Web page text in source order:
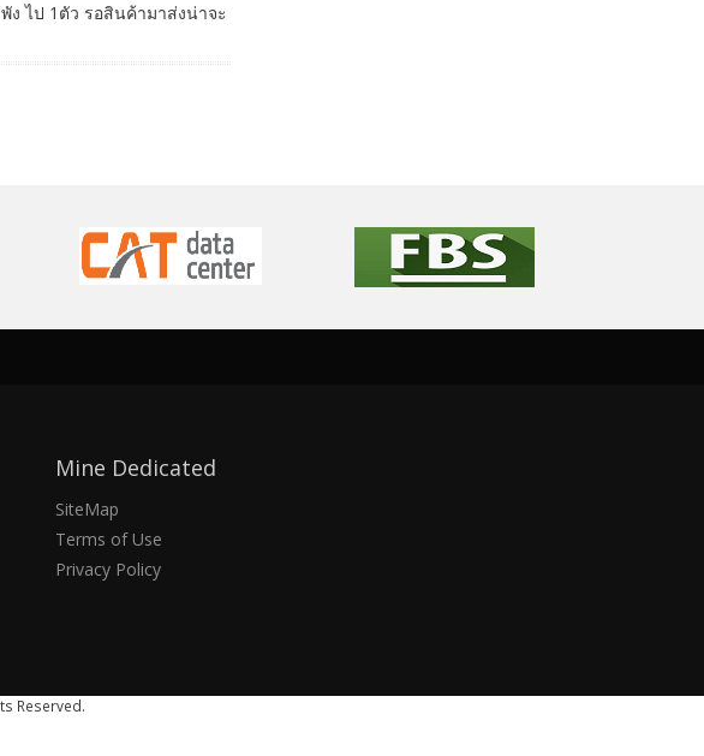
ง ไป 1ตัว รอสินค้ามาส่งน่าจะ
Mine Dedicated
SiteMap
Terms of Use
Privacy Policy
Reserved.